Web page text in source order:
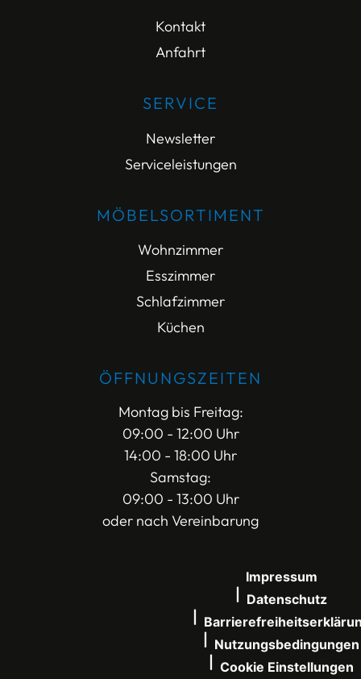
Kontakt
Anfahrt
SERVICE
Newsletter
Serviceleistungen
MÖBELSORTIMENT
Wohnzimmer
Esszimmer
Schlafzimmer
Küchen
ÖFFNUNGSZEITEN
Montag bis Freitag:
09:00 - 12:00 Uhr
14:00 - 18:00 Uhr
Samstag:
09:00 - 13:00 Uhr
oder nach Vereinbarung
Impressum
Datenschutz
Nutzungsbedingungen
Cookie Einstellungen